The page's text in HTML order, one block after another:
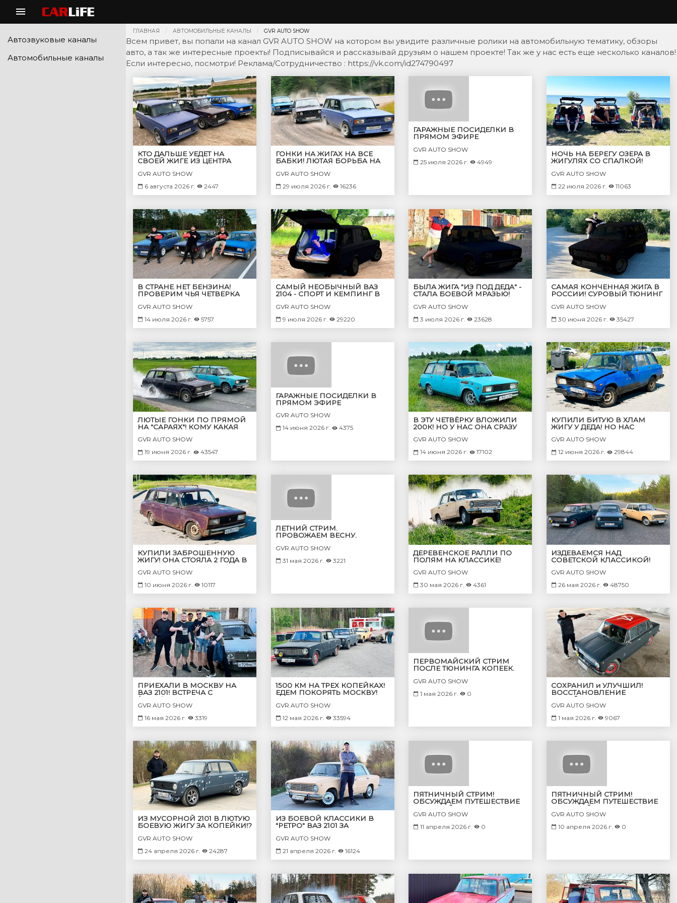
Автозвуковые каналы
Автомобильные каналы
ГЛАВНАЯ АВТОМОБИЛЬНЫЕ КАНАЛЫ GVR AUTO SHOW
Всем привет, вы попали на канал GVR AUTO SHOW на котором вы увидите различные ролики на автомобильную тематику, обзоры
авто, а так же интересные проекты! Подписывайся и рассказывай друзьям о нашем проекте! Так же у нас есть еще несколько каналов!
Если интересно, посмотри! Реклама/Сотрудничество : https://vk.com/id274790497
КТО ДАЛЬШЕ УЕДЕТ НА
СВОЕЙ ЖИГЕ ИЗ ЦЕНТРА
ФИНАЛ "БИЧ БАТТЛА"
GVR AUTO SHOW
6 августа 2026 г.
2447
ГОНКИ НА ЖИГАХ НА ВСЕ
БАБКИ! ЛЮТАЯ БОРЬБА НА
GVR AUTO SHOW
29 июля 2026 г.
16236
ГАРАЖНЫЕ ПОСИДЕЛКИ В
ПРЯМОМ ЭФИРЕ
GVR AUTO SHOW
25 июля 2026 г.
4949
НОЧЬ НА БЕРЕГУ ОЗЕРА В
ЖИГУЛЯХ СО СПАЛКОЙ!
2104?
GVR AUTO SHOW
22 июля 2026 г.
11063
В СТРАНЕ НЕТ БЕНЗИНА!
ПРОВЕРИМ ЧЬЯ ЧЕТВЕРКА
ДАЛЬШЕ НА 5 ЛИТРАХ?
GVR AUTO SHOW
14 июля 2026 г.
5757
САМЫЙ НЕОБЫЧНЫЙ ВАЗ
2104 - СПОРТ И КЕМПИНГ В
GVR AUTO SHOW
9 июля 2026 г.
29220
БЫЛА ЖИГА "ИЗ ПОД ДЕДА" -
СТАЛА БОЕВОЙ МРАЗЬЮ!
GVR AUTO SHOW
3 июля 2026 г.
23628
САМАЯ КОНЧЕННАЯ ЖИГА В
РОССИИ! СУРОВЫЙ ТЮНИНГ
GVR AUTO SHOW
30 июня 2026 г.
35427
ЛЮТЫЕ ГОНКИ ПО ПРЯМОЙ
НА "САРАЯХ"! КОМУ КАКАЯ
ЧИТОС МОЖЕТ!
GVR AUTO SHOW
19 июня 2026 г.
43547
ГАРАЖНЫЕ ПОСИДЕЛКИ В
ПРЯМОМ ЭФИРЕ
GVR AUTO SHOW
14 июня 2026 г.
4375
В ЭТУ ЧЕТВЁРКУ ВЛОЖИЛИ
200К! НО У НАС ОНА СРАЗУ
GVR AUTO SHOW
14 июня 2026 г.
17102
КУПИЛИ БИТУЮ В ХЛАМ
ЖИГУ У ДЕДА! НО НАС
GVR AUTO SHOW
12 июня 2026 г.
29844
КУПИЛИ ЗАБРОШЕННУЮ
ЖИГУ! ОНА СТОЯЛА 2 ГОДА В
СМОЖЕМ ОЖИВИТЬ?
GVR AUTO SHOW
10 июня 2026 г.
10117
ЛЕТНИЙ СТРИМ.
ПРОВОЖАЕМ ВЕСНУ.
GVR AUTO SHOW
31 мая 2026 г.
3221
ДЕРЕВЕНСКОЕ РАЛЛИ ПО
ПОЛЯМ НА КЛАССИКЕ!
КТО БЫСТРЕЕ и ВОТ ЧЕМ ЭТО
ЗАКОНЧИЛОСЬ!
GVR AUTO SHOW
30 мая 2026 г.
4361
ИЗДЕВАЕМСЯ НАД
СОВЕТСКОЙ КЛАССИКОЙ!
КОПЕЕК!
GVR AUTO SHOW
26 мая 2026 г.
48750
ПРИЕХАЛИ В МОСКВУ НА
ВАЗ 2101! ВСТРЕЧА С
/@murkpower ! САМАЯ
ХУДШАЯ ДОРОГА ДОМОЙ!
(часть 2)
GVR AUTO SHOW
16 мая 2026 г.
3319
1500 КМ НА ТРЕХ КОПЕЙКАХ!
ЕДЕМ ПОКОРЯТЬ МОСКВУ!
ПУТЕШЕСТВИЕ! (1 часть)
GVR AUTO SHOW
12 мая 2026 г.
33594
ПЕРВОМАЙСКИЙ СТРИМ
ПОСЛЕ ТЮНИНГА КОПЕЕК.
GVR AUTO SHOW
1 мая 2026 г.
0
СОХРАНИЛ и УЛУЧШИЛ!
ВОССТАНОВЛЕНИЕ
КОПЕЙКИ из ПЕПЛА!
СОВЕТСКИЙ ОПЕР?
GVR AUTO SHOW
1 мая 2026 г.
9067
ИЗ МУСОРНОЙ 2101 В ЛЮТУЮ
БОЕВУЮ ЖИГУ ЗА КОПЕЙКИ!?
GVR AUTO SHOW
24 апреля 2026 г.
24287
ИЗ БОЕВОЙ КЛАССИКИ В
"РЕТРО" ВАЗ 2101 ЗА
МАКС ТЕПЕРЬ НА РЕСТЕ!
GVR AUTO SHOW
21 апреля 2026 г.
16124
ПЯТНИЧНЫЙ СТРИМ!
ОБСУЖДАЕМ ПУТЕШЕСТВИЕ
НА КОПЕЙКАХ.
GVR AUTO SHOW
11 апреля 2026 г.
0
ПЯТНИЧНЫЙ СТРИМ!
ОБСУЖДАЕМ ПУТЕШЕСТВИЕ
НА КОПЕЙКАХ.
GVR AUTO SHOW
10 апреля 2026 г.
0